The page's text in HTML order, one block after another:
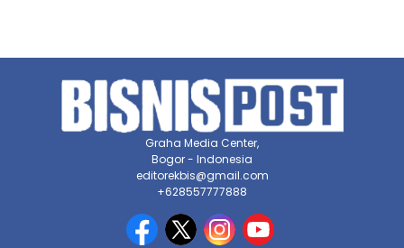
Graha Media Center,
Bogor - Indonesia
editorekbis@gmail.com
+628557777888